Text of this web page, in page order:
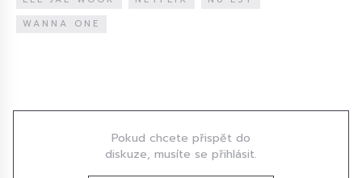
WANNA ONE
Pokud chcete přispět do
diskuze, musíte se přihlásit.